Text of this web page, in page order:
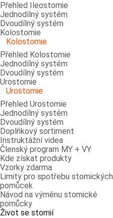
Přehled Ileostomie
Jednodílný systém
Dvoudílný systém
Kolostomie
Kolostomie
Přehled Kolostomie
Jednodílný systém
Dvoudílný systém
Urostomie
Urostomie
Přehled Urostomie
Jednodílný systém
Dvoudílný systém
Doplňkový sortiment
Instruktážní videa
Členský program MY + VY
Kde získat produkty
Vzorky zdarma
Limity pro spotřebu stomických
pomůcek
Návod na výměnu stomické
pomůcky
Život se stomií